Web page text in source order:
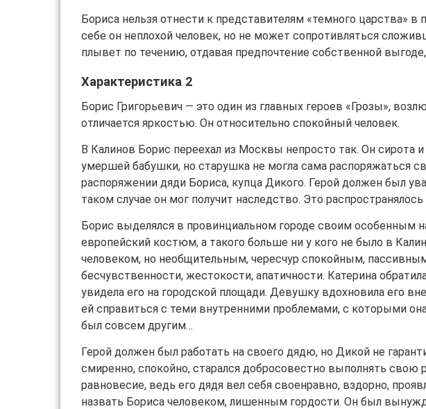
Бориса нельзя отнести к представителям «темного царства»
себе он неплохой человек, но не может сопротивляться
плывет по течению, отдавая предпочтение собственной
Характеристика 2
Борис Григорьевич — это один из главных героев «Грозы»,
отличается яркостью. Он относительно спокойный человек.
В Калинов Борис переехал из Москвы непросто так. Он сирота
умершей бабушки, но старушка не могла сама распоряжаться
распоряжении дяди Бориса, купца Дикого. Герой должен был
таком случае он мог получит наследство. Это
Борис выделялся в провинциальном городе своим особенным
европейский костюм, а такого больше ни у кого не было в
человеком, но необщительным, чересчур спокойным,
бесчувственности, жестокости, апатичности. Катерина
увидела его на городской площади. Девушку вдохновила его
ей справиться с теми внутренними проблемами, с которыми
был совсем другим…
Герой должен был работать на своего дядю, но Дикой не
смиренно, спокойно, старался добросовестно выполнять свою
равновесие, ведь его дядя вел себя своенравно, вздорно,
назвать Бориса человеком, лишенным гордости. Он был